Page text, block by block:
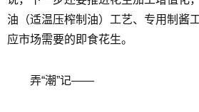
油（适温压榨制油）工艺、专用制酱
应市场需要的即食花生。
弄“潮”记——